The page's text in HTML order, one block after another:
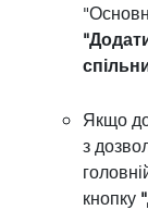
Якщо
з
кнопку